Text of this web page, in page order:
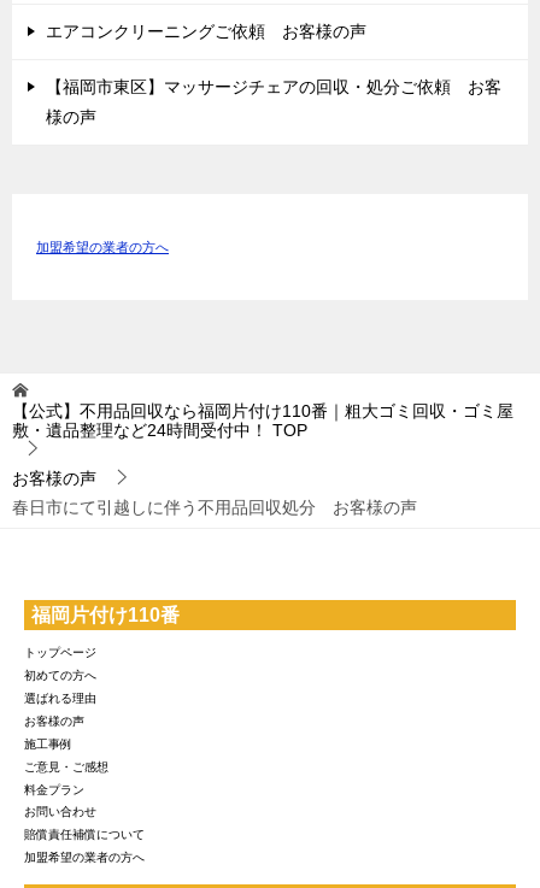
エアコンクリーニングご依頼 お客様の声
【福岡市東区】マッサージチェアの回収・処分ご依頼 お客
様の声
加盟希望の業者の方へ
【公式】不用品回収なら福岡片付け110番｜粗大ゴミ回収・ゴミ屋
敷・遺品整理など24時間受付中！
TOP
お客様の声
春日市にて引越しに伴う不用品回収処分 お客様の声
福岡片付け110番
トップページ
初めての方へ
選ばれる理由
お客様の声
施工事例
ご意見・ご感想
料金プラン
お問い合わせ
賠償責任補償について
加盟希望の業者の方へ